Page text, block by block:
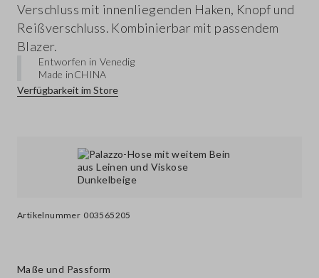
Artikelnummer 003565205
Verschluss mit innenliegenden Haken, Knopf und
Reißverschluss. Kombinierbar mit passendem
Blazer.
Entworfen in Venedig
Made inCHINA
Verfügbarkeit im Store
Maße und Passform